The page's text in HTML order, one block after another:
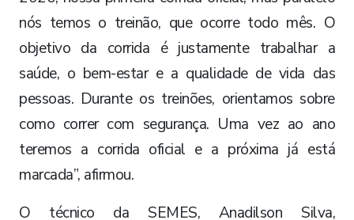
nós temos o treinão, que ocorre todo mês. O
objetivo da corrida é justamente trabalhar a
saúde, o bem-estar e a qualidade de vida das
pessoas. Durante os treinões, orientamos sobre
como correr com segurança. Uma vez ao ano
teremos a corrida oficial e a próxima já está
marcada”, afirmou.
O técnico da SEMES, Anadilson Silva,